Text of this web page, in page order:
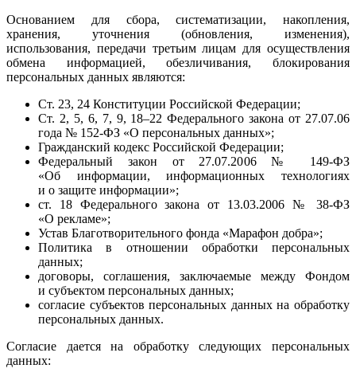
Основанием для сбора, систематизации, накопления,
хранения, уточнения (обновления, изменения),
использования, передачи третьим лицам для осуществления
обмена информацией, обезличивания, блокирования
персональных данных являются:
Ст. 23, 24 Конституции Российской Федерации;
Ст. 2, 5, 6, 7, 9, 18–22 Федерального закона от 27.07.06
года № 152-ФЗ «О персональных данных»;
Гражданский кодекс Российской Федерации;
Федеральный закон от 27.07.2006 № 149-ФЗ
«Об информации, информационных технологиях
и о защите информации»;
ст. 18 Федерального закона от 13.03.2006 № 38-ФЗ
«О рекламе»;
Устав Благотворительного фонда «Марафон добра»;
Политика в отношении обработки персональных
данных;
договоры, соглашения, заключаемые между Фондом
и субъектом персональных данных;
согласие субъектов персональных данных на обработку
персональных данных.
Согласие дается на обработку следующих персональных
данных: